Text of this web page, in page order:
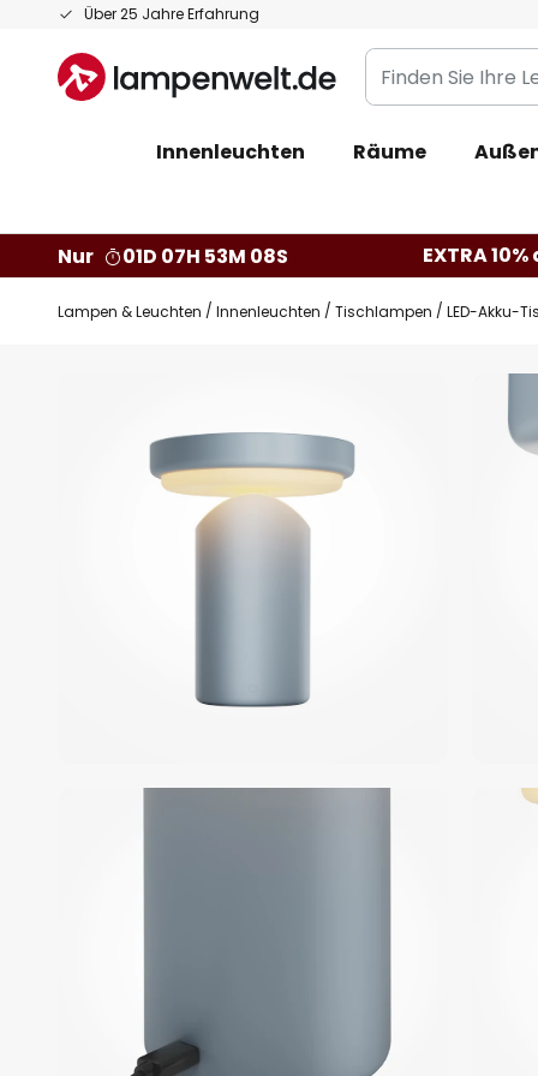
Über 25 Jahre Erfahrung
Zum
springen
Finden
Sie
Leuchte...
Innenleuchten Räume
Nur 01D 07H 53M 07S EXTRA
Lampen & Leuchten Innenleuchten Tischlampen LED-Akku-
Bildgalerie